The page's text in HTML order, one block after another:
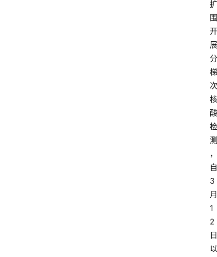
扩
围
开
展
分
梯
次
核
酸
检
测
，
自
3
月
1
2
日
以